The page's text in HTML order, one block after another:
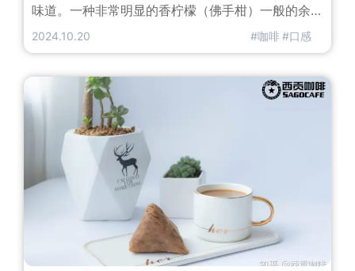
味道。一种非常明显的香柠檬（佛手柑）一般的余味
也是其典型的杯测属性。迄今为止，瑰夏咖啡，一直
Mountain，恰巧与日文的艺妓同音）输出肯尼亚，
浪迹坦桑尼亚，后来被哥斯达黎加CATIE农业研究所
收编为T2722
2024.10.20 #咖啡#口感